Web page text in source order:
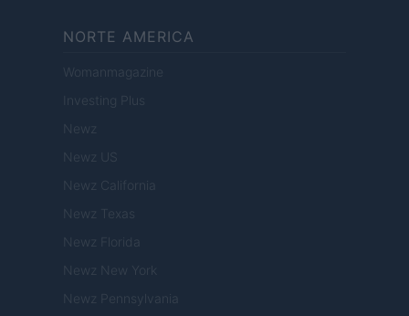
NORTE AMERICA
Womanmagazine
Investing Plus
Newz
Newz US
Newz California
Newz Texas
Newz Florida
Newz New York
Newz Pennsylvania